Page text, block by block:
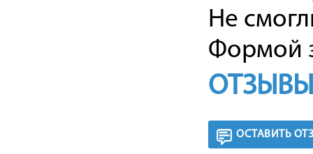
Не
Формой
ОСТАВИТЬ